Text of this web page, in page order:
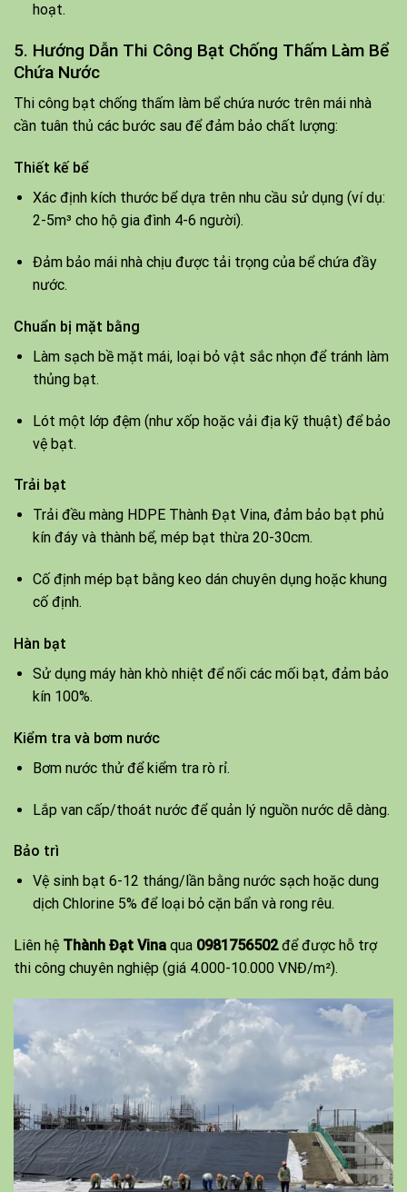
hoạt.
5. Hướng Dẫn Thi Công Bạt Chống Thấm Làm Bể
Chứa Nước
Thi công bạt chống thấm làm bể chứa nước trên mái nhà
cần tuân thủ các bước sau để đảm bảo chất lượng:
Thiết kế bể
Xác định kích thước bể dựa trên nhu cầu sử dụng (ví dụ:
2-5m³ cho hộ gia đình 4-6 người).
Đảm bảo mái nhà chịu được tải trọng của bể chứa đầy
nước.
Chuẩn bị mặt bằng
Làm sạch bề mặt mái, loại bỏ vật sắc nhọn để tránh làm
thủng bạt.
Lót một lớp đệm (như xốp hoặc vải địa kỹ thuật) để bảo
vệ bạt.
Trải bạt
Trải đều màng HDPE Thành Đạt Vina, đảm bảo bạt phủ
kín đáy và thành bể, mép bạt thừa 20-30cm.
Cố định mép bạt bằng keo dán chuyên dụng hoặc khung
cố định.
Hàn bạt
Sử dụng máy hàn khò nhiệt để nối các mối bạt, đảm bảo
kín 100%.
Kiểm tra và bơm nước
Bơm nước thử để kiểm tra rò rỉ.
Lắp van cấp/thoát nước để quản lý nguồn nước dễ dàng.
Bảo trì
Vệ sinh bạt 6-12 tháng/lần bằng nước sạch hoặc dung
dịch Chlorine 5% để loại bỏ cặn bẩn và rong rêu.
Liên hệ Thành Đạt Vina qua 0981756502để được hỗ trợ
thi công chuyên nghiệp (giá 4.000-10.000 VNĐ/m²).